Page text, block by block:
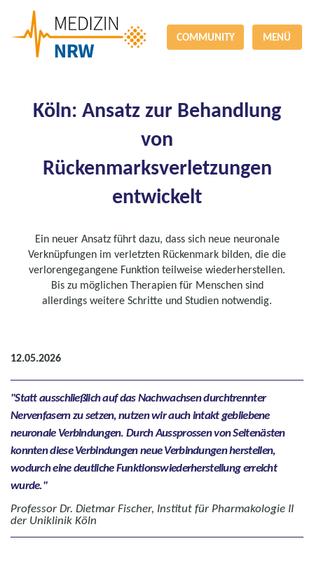
COMMUNITY MENÜ
Köln: Ansatz zur Behandlung
von
Rückenmarksverletzungen
entwickelt
Ein neuer Ansatz führt dazu, dass sich neue neuronale
Verknüpfungen im verletzten Rückenmark bilden, die die
verlorengegangene Funktion teilweise wiederherstellen.
Bis zu möglichen Therapien für Menschen sind
allerdings weitere Schritte und Studien notwendig.
12.05.2026
Statt ausschließlich auf das Nachwachsen durchtrennter
Nervenfasern zu setzen, nutzen wir auch intakt gebliebene
neuronale Verbindungen. Durch Aussprossen von Seitenästen
konnten diese Verbindungen neue Verbindungen herstellen,
wodurch eine deutliche Funktionswiederherstellung erreicht
wurde.
Professor Dr. Dietmar Fischer, Institut für Pharmakologie II
der Uniklinik Köln